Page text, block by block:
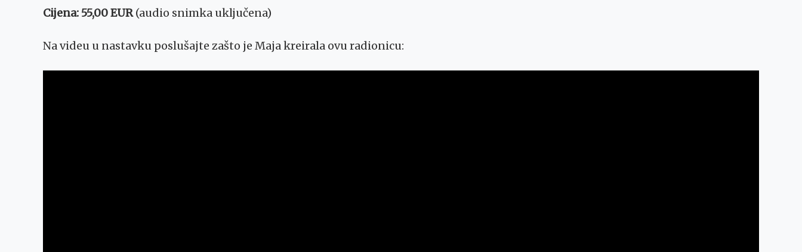
Cijena: 55,00 EUR(audio snimka uključena)
Na videu u nastavku poslušajte zašto je Maja kreirala ovu radionicu: